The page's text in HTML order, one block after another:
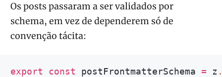
Os posts passaram a ser validados por
schema, em vez de dependerem só de
convenção tácita:
export const postFrontmatterSchema = z